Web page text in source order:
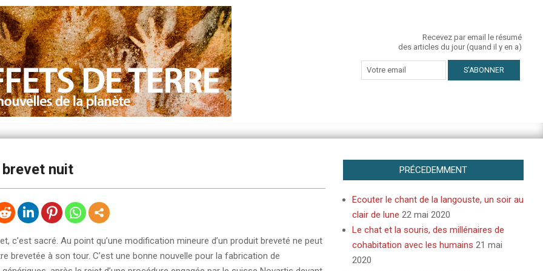
Recevez par email le résumé
des articles du jour (quand il y en a)
nuit
c’est sacré. Au point qu’une modification mineure d’un produit breveté ne peut
brevetée à son tour. C’est une bonne nouvelle pour la fabrication de
PRÉCEDEMMENT
Ecouter le chant de la langouste, un soir au
clair de lune 22 mai 2020
Le chat et la souris, des millénaires de
cohabitation avec les humains 21 mai
2020